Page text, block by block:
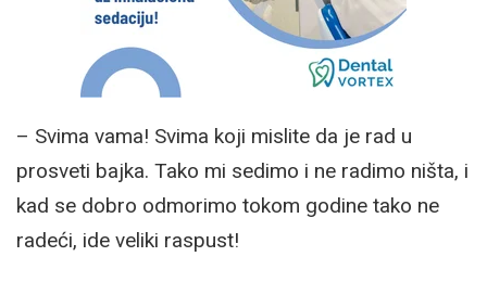
– Svima vama! Svima koji mislite da je rad u
prosveti bajka. Tako mi sedimo i ne radimo ništa, i
kad se dobro odmorimo tokom godine tako ne
radeći, ide veliki raspust!